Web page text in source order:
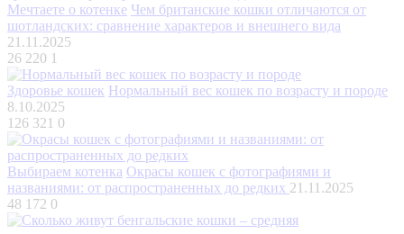
Мечтаете о котенке Чем британские кошки отличаются от
шотландских: сравнение характеров и внешнего вида
21.11.2025
26 220 1
Здоровье кошек Нормальный вес кошек по возрасту и породе
8.10.2025
126 321 0
Выбираем котенка Окрасы кошек с фотографиями и
названиями: от распространенных до редких 21.11.2025
48 172 0